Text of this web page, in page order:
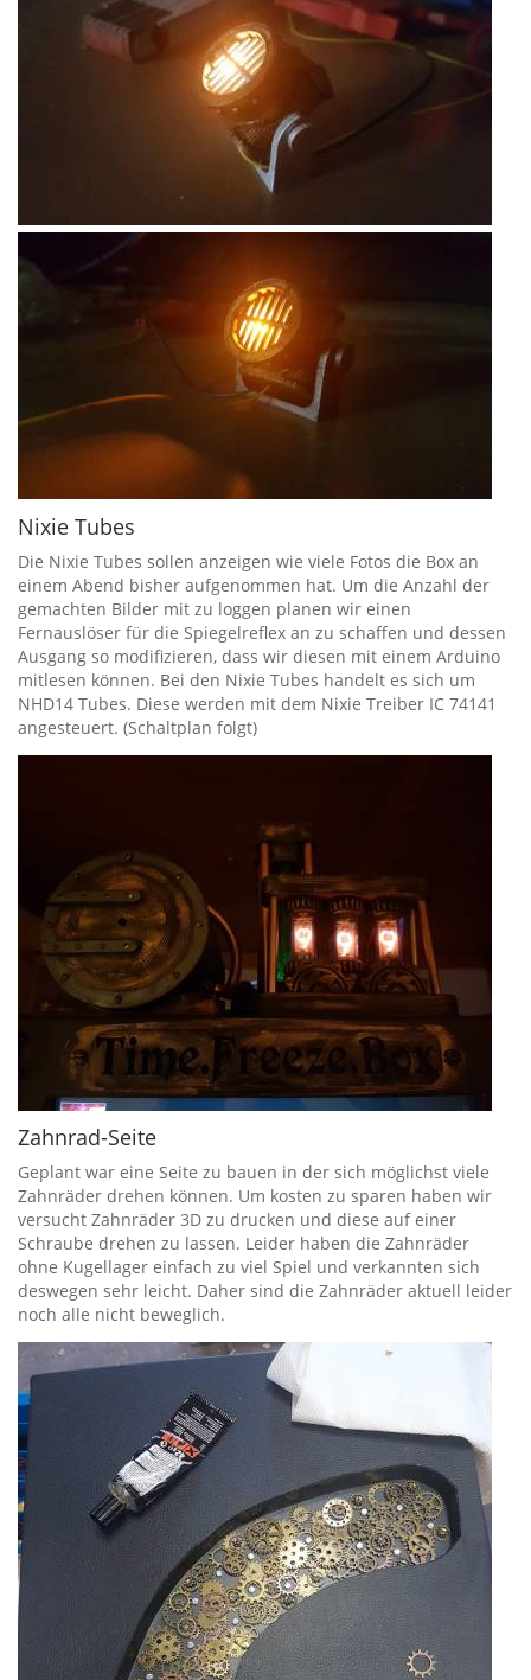
Nixie Tubes
Die Nixie Tubes sollen anzeigen wie viele Fotos die Box an
einem Abend bisher aufgenommen hat. Um die Anzahl der
gemachten Bilder mit zu loggen planen wir einen
Fernauslöser für die Spiegelreflex an zu schaffen und dessen
Ausgang so modifizieren, dass wir diesen mit einem Arduino
mitlesen können. Bei den Nixie Tubes handelt es sich um
NHD14 Tubes. Diese werden mit dem Nixie Treiber IC 74141
angesteuert. (Schaltplan folgt)
Zahnrad-Seite
Geplant war eine Seite zu bauen in der sich möglichst viele
Zahnräder drehen können. Um kosten zu sparen haben wir
versucht Zahnräder 3D zu drucken und diese auf einer
Schraube drehen zu lassen. Leider haben die Zahnräder
ohne Kugellager einfach zu viel Spiel und verkannten sich
deswegen sehr leicht. Daher sind die Zahnräder aktuell leider
noch alle nicht beweglich.